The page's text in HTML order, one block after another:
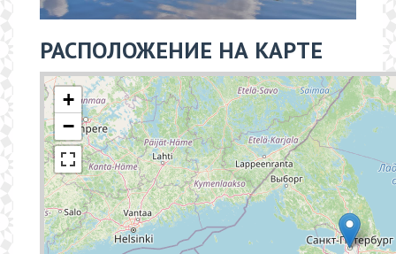
РАСПОЛОЖЕНИЕ НА КАРТЕ
+
−